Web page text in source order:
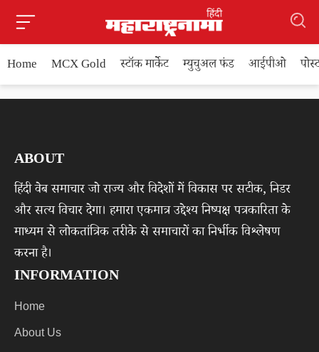
Home MCX Gold स्टॉक मार्केट म्युचुअल फंड आईपीओ
ABOUT
हिंदी वेब समाचार जो राज्य और विदेशों में विकास पर सटीक, निडर
और सत्य विचार देगा। हमारा एकमात्र उद्देश्य निष्पक्ष पत्रकारिता के
माध्यम से लोकतांत्रिक तरीके से समाचारों का निर्भीक विश्लेषण
करना है।
INFORMATION
Home
About Us